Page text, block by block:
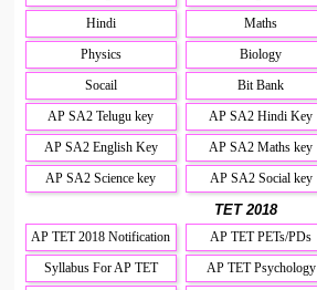
Hindi
Maths
Physics
Biology
Socail
Bit Bank
AP SA2 Telugu key
AP SA2 Hindi Key
AP SA2 English Key
AP SA2 Maths key
AP SA2 Science key
AP SA2 Social key
TET 2018
AP TET 2018 Notification
AP TET PETs/PDs
Syllabus For AP TET
AP TET Psychology